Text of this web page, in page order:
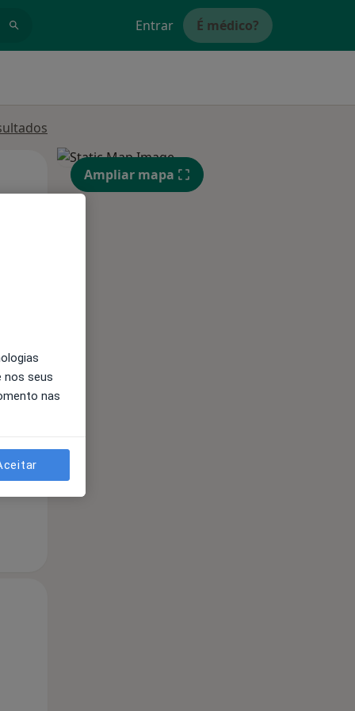
Entrar É médico?
Qui, Sex,
14 Ago
Qua
Ampliar mapa
nos seus
nas